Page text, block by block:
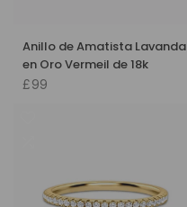
Anillo de Amatista Lavanda
en Oro Vermeil de 18k
£99